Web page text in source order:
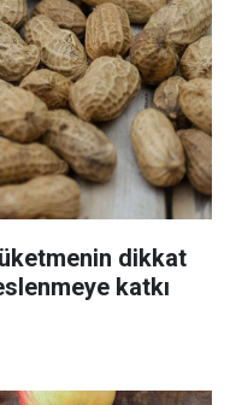
dikkat
katkı